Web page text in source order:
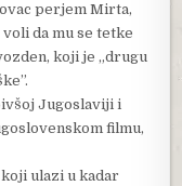
perjem Mirta,
da mu se tetke
koji je „drugu
Jugoslaviji i
filmu,
ulazi u kadar